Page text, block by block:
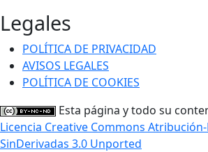
Legales
POLÍTICA DE PRIVACIDAD
AVISOS LEGALES
POLÍTICA DE COOKIES
Esta página y todo su
Licencia Creative Commons
SinDerivadas 3.0 Unported